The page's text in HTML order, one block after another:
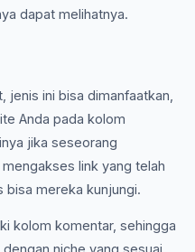
dapat melihatnya.
ini bisa dimanfaatkan,
Anda pada kolom
jika seseorang
link yang telah
bisa mereka kunjungi.
kolom komentar, sehingga